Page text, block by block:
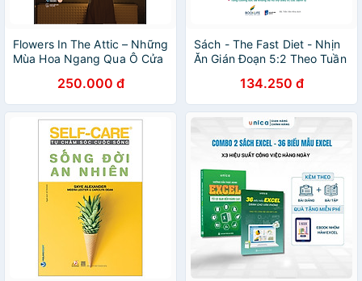
Flowers In The Attic – Những
Mùa Hoa Ngang Qua Ô Cửa
250.000 đ
Sách - The Fast Diet - Nhịn
Ăn Gián Đoạn 5:2 Theo Tuần
134.250 đ